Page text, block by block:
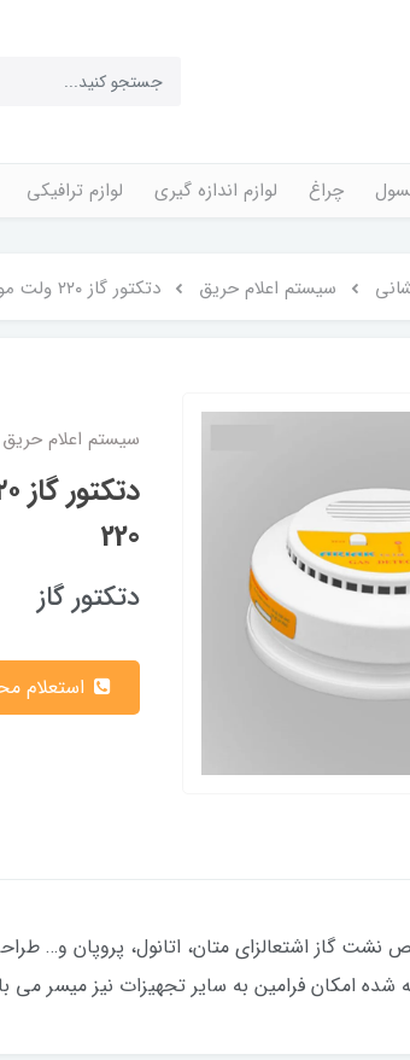
چراغ لوازم اندازه گیری لوازم ترافیکی
سیستم اعلام حریق دتکتور گاز ۲۲۰ ولت موضعی آریاک مدل باتری دار GAZ-220
سیستم اعلام حریق
220
دتکتور گاز
نشت گاز اشتعالزای متان، اتانول، پروپان و…
شده امکان فرامین به سایر تجهیزات نیز میسر می